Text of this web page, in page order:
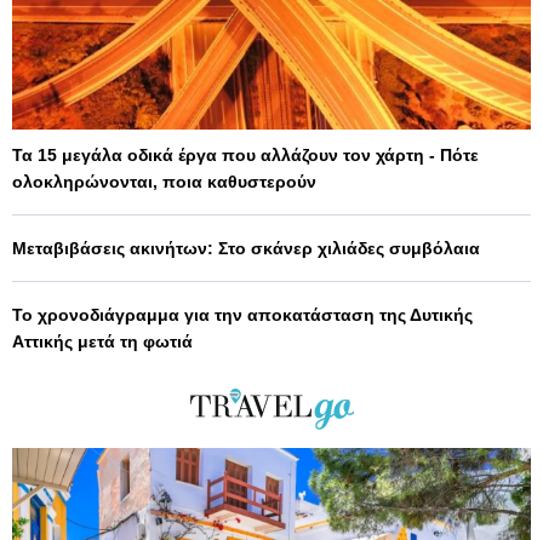
Τα 15 μεγάλα οδικά έργα που αλλάζουν τον χάρτη - Πότε
ολοκληρώνονται, ποια καθυστερούν
Μεταβιβάσεις ακινήτων: Στο σκάνερ χιλιάδες συμβόλαια
Το χρονοδιάγραμμα για την αποκατάσταση της Δυτικής
Αττικής μετά τη φωτιά